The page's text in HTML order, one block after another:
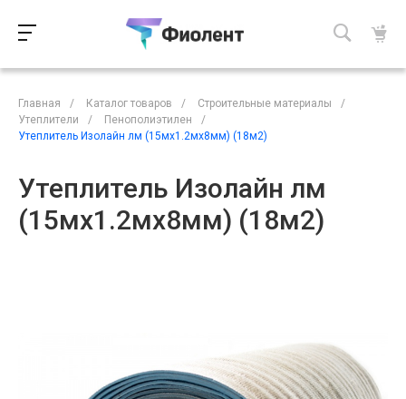
Главная / Каталог товаров / Строительные материалы
/
Утеплители
/ Пенополиэтилен
/
Утеплитель Изолайн лм (15мх1.2мх8мм) (18м2)
Утеплитель Изолайн лм
(15мх1.2мх8мм) (18м2)